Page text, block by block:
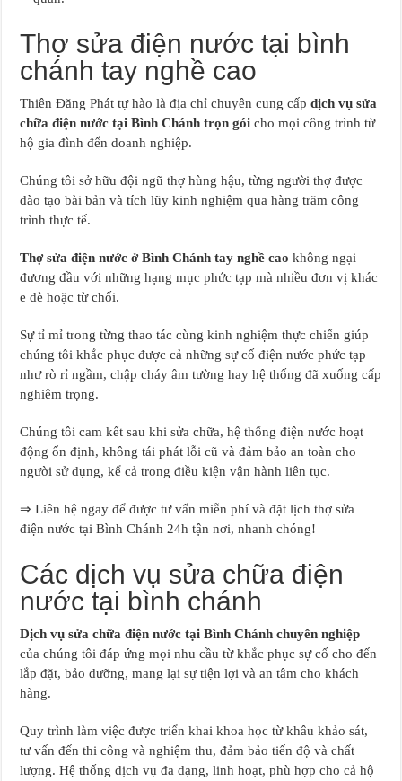
Thợ sửa điện nước tại bình
chánh tay nghề cao
Thiên Đăng Phát tự hào là địa chỉ chuyên cung cấpdịch vụ sửa
chữa điện nước tại Bình Chánh trọn gói cho mọi công trình từ
hộ gia đình đến doanh nghiệp.
Chúng tôi sở hữu đội ngũ thợ hùng hậu, từng người thợ được
đào tạo bài bản và tích lũy kinh nghiệm qua hàng trăm công
trình thực tế.
Thợ sửa điện nước ở Bình Chánh tay nghề cao không ngại
đương đầu với những hạng mục phức tạp mà nhiều đơn vị khác
e dè hoặc từ chối.
Sự tỉ mỉ trong từng thao tác cùng kinh nghiệm thực chiến giúp
chúng tôi khắc phục được cả những sự cố điện nước phức tạp
như rò rỉ ngầm, chập cháy âm tường hay hệ thống đã xuống cấp
nghiêm trọng.
Chúng tôi cam kết sau khi sửa chữa, hệ thống điện nước hoạt
động ổn định, không tái phát lỗi cũ và đảm bảo an toàn cho
người sử dụng, kể cả trong điều kiện vận hành liên tục.
⇒ Liên hệ ngay để được tư vấn miễn phí và đặt lịch thợ sửa
điện nước tại Bình Chánh 24h tận nơi, nhanh chóng!
Các dịch vụ sửa chữa điện
nước tại bình chánh
Dịch vụ sửa chữa điện nước tại Bình Chánh chuyên nghiệp
của chúng tôi đáp ứng mọi nhu cầu từ khắc phục sự cố cho đến
lắp đặt, bảo dưỡng, mang lại sự tiện lợi và an tâm cho khách
hàng.
Quy trình làm việc được triển khai khoa học từ khâu khảo sát,
tư vấn đến thi công và nghiệm thu, đảm bảo tiến độ và chất
lượng. Hệ thống dịch vụ đa dạng, linh hoạt, phù hợp cho cả hộ